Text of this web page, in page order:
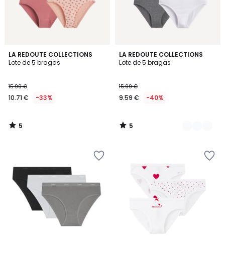
LA REDOUTE COLLECTIONS
Lote de 5 bragas
15.99 €
10.71 € -33%
5
/
5
/
LA REDOUTE COLLECTIONS
Lote de 5 bragas
15.99 €
9.59 € -40%
5
/
2
Colores
5
/